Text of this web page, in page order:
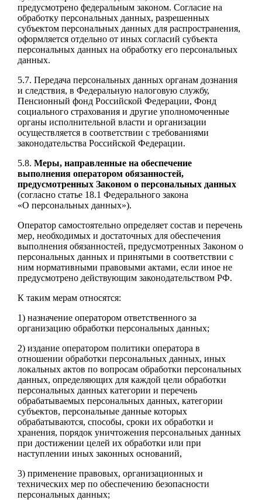
предусмотрено федеральным законом. Согласие на
обработку персональных данных, разрешенных
субъектом персональных данных для распространения,
оформляется отдельно от иных согласий субъекта
персональных данных на обработку его персональных
данных.
5.7. Передача персональных данных органам дознания
и следствия, в Федеральную налоговую службу,
Пенсионный фонд Российской Федерации, Фонд
социального страхования и другие уполномоченные
органы исполнительной власти и организации
осуществляется в соответствии с требованиями
законодательства Российской Федерации.
5.8.Меры, направленные на обеспечение
выполнения оператором обязанностей,
предусмотренных Законом о персональных данных
(согласно статье 18.1 Федерального закона
«О персональных данных»).
Оператор самостоятельно определяет состав и перечень
мер, необходимых и достаточных для обеспечения
выполнения обязанностей, предусмотренных Законом о
персональных данных и принятыми в соответствии с
ним нормативными правовыми актами, если иное не
предусмотрено действующим законодательством РФ.
К таким мерам относятся:
1) назначение оператором ответственного за
организацию обработки персональных данных;
2) издание оператором политики оператора в
отношении обработки персональных данных, иных
локальных актов по вопросам обработки персональных
данных, определяющих для каждой цели обработки
персональных данных категории и перечень
обрабатываемых персональных данных, категории
субъектов, персональные данные которых
обрабатываются, способы, сроки их обработки и
хранения, порядок уничтожения персональных данных
при достижении целей их обработки или при
наступлении иных законных оснований,
3) применение правовых, организационных и
технических мер по обеспечению безопасности
персональных данных;